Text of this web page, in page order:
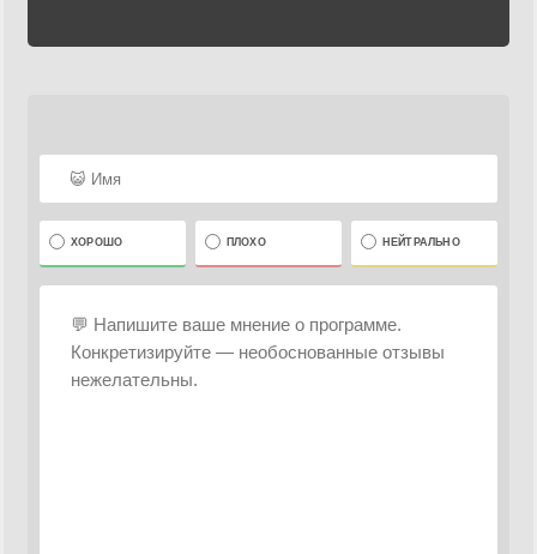
ХОРОШО ПЛОХО НЕЙТРАЛЬНО